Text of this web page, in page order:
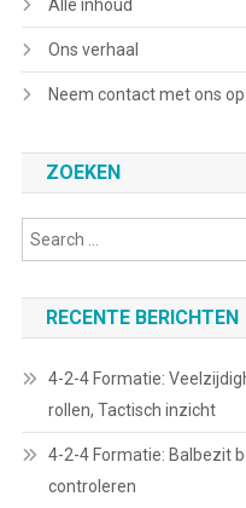
Alle inhoud
Ons verhaal
Neem contact met ons op
ZOEKEN
RECENTE BERICHTEN
4-2-4 Formatie:
rollen, Tactisch inzicht
4-2-4 Formatie: Balbezit
controleren